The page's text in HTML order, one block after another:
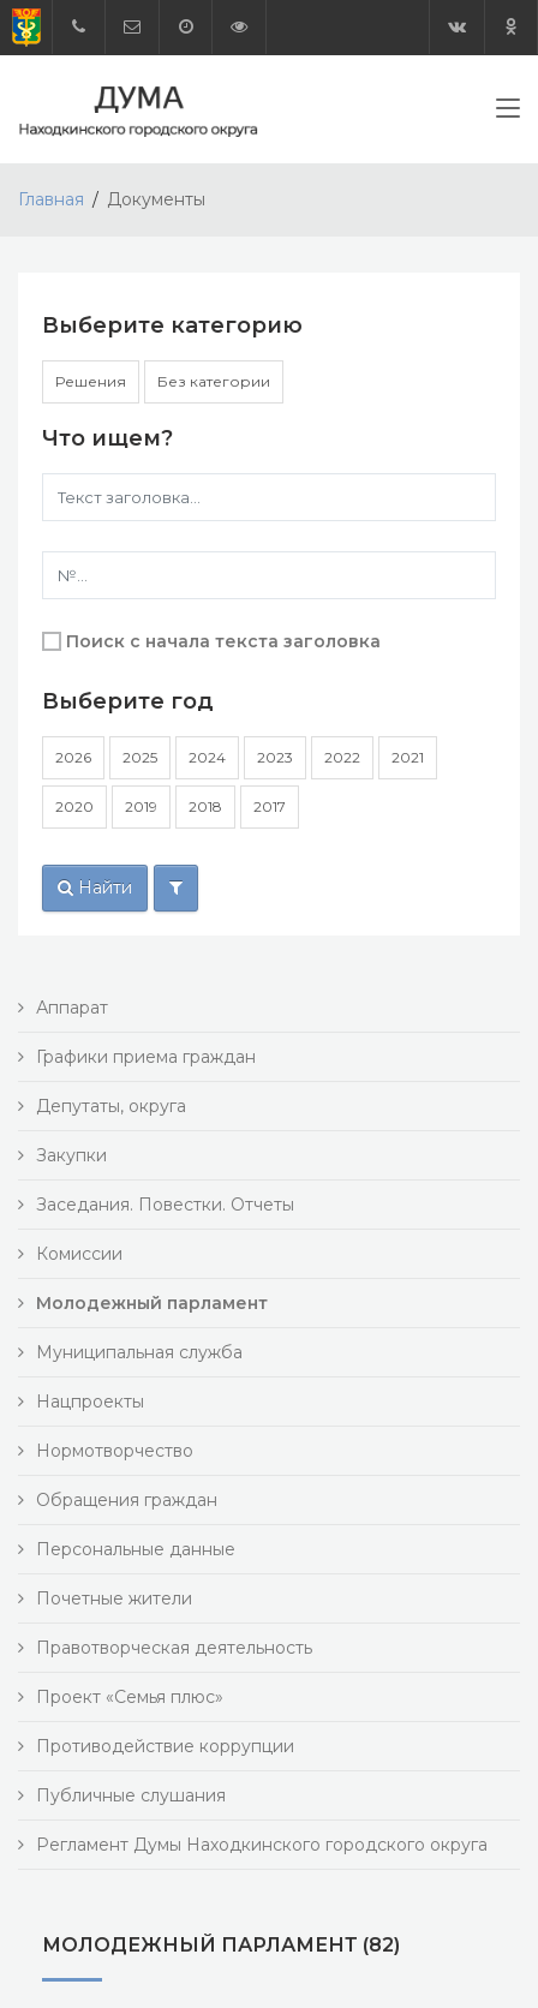
Главная Документы
Выберите категорию
Решения Без категории
Что ищем?
Поиск с начала текста заголовка
Выберите год
2026 2025 2024 2023 2022 2021
2020 2019 2018 2017
Найти
Аппарат
Графики приема граждан
Депутаты, округа
Закупки
Заседания. Повестки. Отчеты
Комиссии
Молодежный парламент
Муниципальная служба
Нацпроекты
Нормотворчество
Обращения граждан
Персональные данные
Почетные жители
Правотворческая деятельность
Проект «Семья плюс»
Противодействие коррупции
Публичные слушания
Регламент Думы Находкинского городского округа
МОЛОДЕЖНЫЙ ПАРЛАМЕНТ (82)